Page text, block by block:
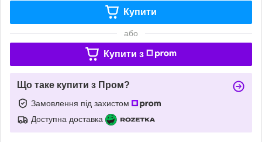
Купити
або
Купити з
Що таке купити з Пром?
Замовлення під захистом
Доступна доставка